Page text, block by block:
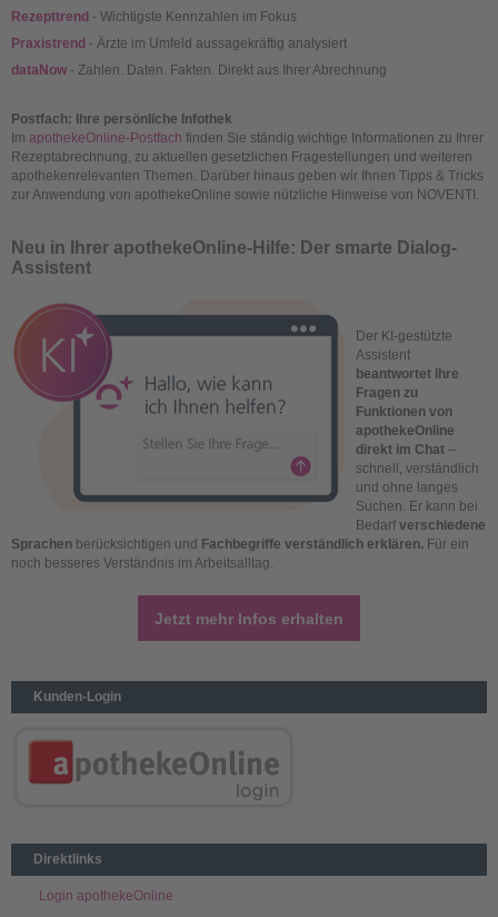
Rezepttrend - Wichtigste Kennzahlen im Fokus
Praxistrend - Ärzte im Umfeld aussagekräftig analysiert
dataNow - Zahlen. Daten. Fakten. Direkt aus Ihrer Abrechnung
Postfach: Ihre persönliche Infothek
Im apothekeOnline-Postfach finden Sie ständig wichtige Informationen zu Ihrer
Rezeptabrechnung, zu aktuellen gesetzlichen Fragestellungen und weiteren
apothekenrelevanten Themen. Darüber hinaus geben wir Ihnen Tipps & Tricks
zur Anwendung von apothekeOnline sowie nützliche Hinweise von NOVENTI.
Neu in Ihrer apothekeOnline-Hilfe: Der smarte Dialog-
Assistent
Der KI-gestützte
Assistent
beantwortet Ihre
Fragen zu
Funktionen von
apothekeOnline
direkt im Chat –
schnell, verständlich
und ohne langes
Suchen. Er kann bei
Bedarf verschiedene
Sprachen berücksichtigen und Fachbegriffe verständlich erklären. Für ein
noch besseres Verständnis im Arbeitsalltag.
Jetzt mehr Infos erhalten
Kunden-Login
Direktlinks
Login apothekeOnline